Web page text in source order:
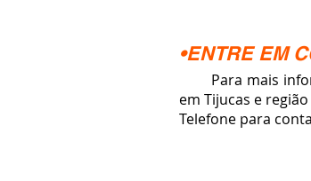
•ENTRE EM
Para mais
em Tijucas e
Telefone para